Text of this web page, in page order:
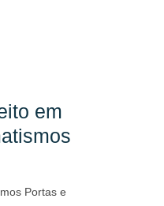
em
Portas e